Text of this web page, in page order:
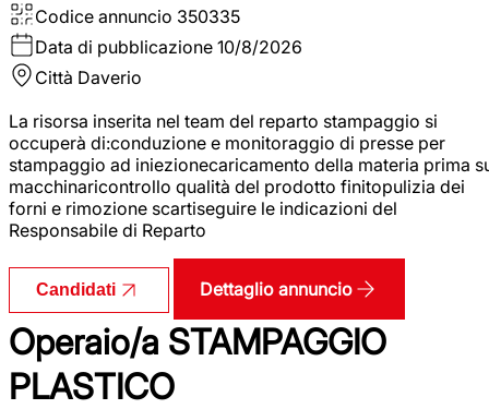
Codice annuncio 350335
Data di pubblicazione 10/8/2026
Città Daverio
La risorsa inserita nel team del reparto stampaggio si
occuperà di:conduzione e monitoraggio di presse per
stampaggio ad iniezionecaricamento della materia prima
macchinaricontrollo qualità del prodotto finitopulizia dei
forni e rimozione scartiseguire le indicazioni del
Responsabile di Reparto
Candidati Dettaglio annuncio
Operaio/a STAMPAGGIO
PLASTICO